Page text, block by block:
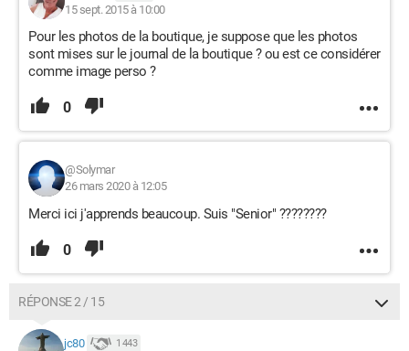
15 sept. 2015 à 10:00
Pour les photos de la boutique, je suppose que les photos
sont mises sur le journal de la boutique ? ou est ce considérer
comme image perso ?
0
@Solymar
26 mars 2020 à 12:05
Merci ici j'apprends beaucoup. Suis "Senior" ????????
0
RÉPONSE 2 / 15
jc80 1 443